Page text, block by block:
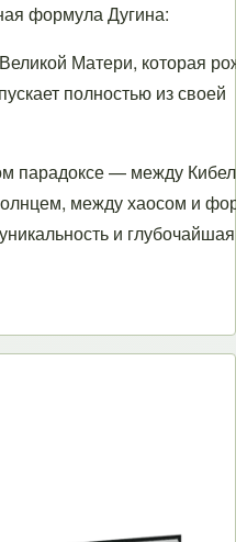
формула Дугина:
Матери, которая
полностью из своей
парадоксе — между
между хаосом и
и глубочайшая